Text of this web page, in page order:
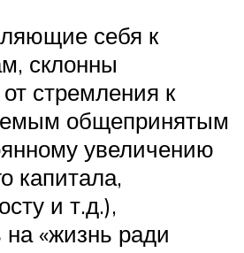
себя к
склонны
стремления к
общепринятым
увеличению
капитала,
и т.д.),
на «жизнь ради